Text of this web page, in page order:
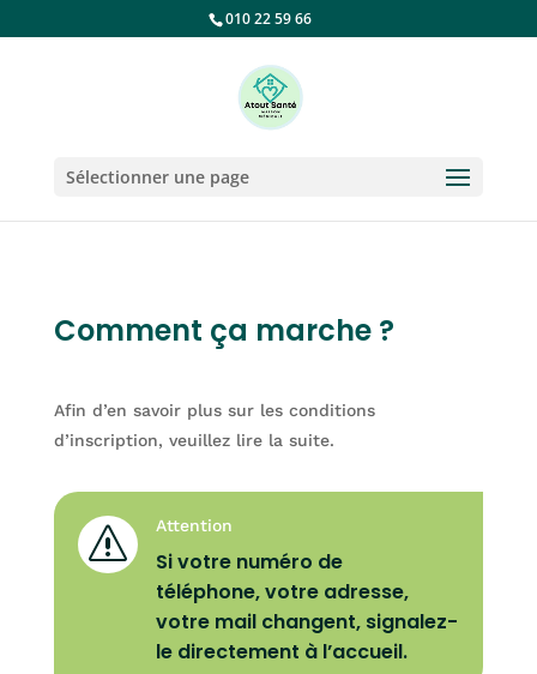
010 22 59 66
Sélectionner une page
Comment ça marche ?
Afin d’en savoir plus sur les conditions
d’inscription, veuillez lire la suite.
s Attention
Si votre numéro de
téléphone, votre adresse,
votre mail changent, signalez-
le directement à l’accueil.